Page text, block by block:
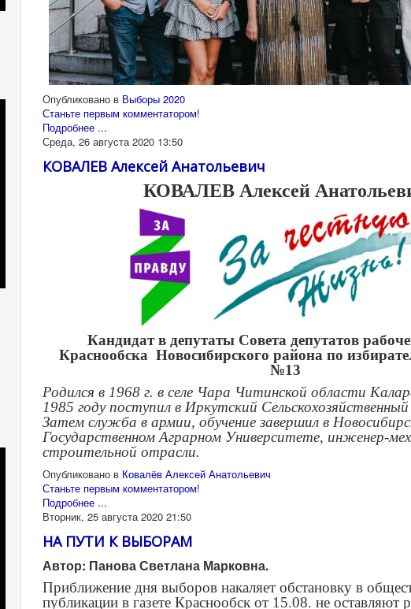
Опубликовано в Выборы 2020
Станьте первым комментатором!
Подробнее ...
Среда, 26 августа 2020 13:50
КОВАЛЕВ Алексей Анатольевич
КОВАЛЕВ Алексей
Кандидат в депутаты Совета депутатов
Краснообска Новосибирского района по
№13
Родился в 1968 г. в селе Чара Читинской области
1985 году поступил в Иркутский
Затем служба в армии, обучение завершил в
Государственном Аграрном Университете, инженер-
строительной отрасли.
Опубликовано в Ковалёв Алексей Анатольевич
Станьте первым комментатором!
Подробнее ...
Вторник, 25 августа 2020 21:50
НА ПУТИ К ВЫБОРАМ
Автор: Панова Светлана Марковна.
Приближение дня выборов накаляет обстановку в
публикации в газете Краснообск от 15.08. не